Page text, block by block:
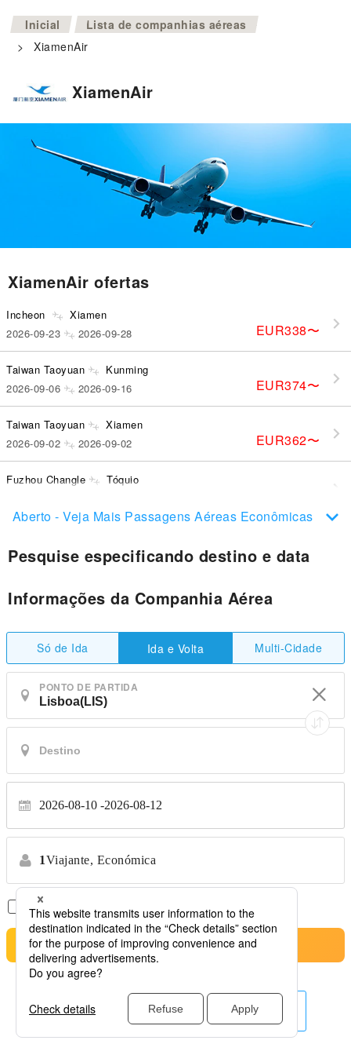
Inicial >
Lista de companhias aéreas
>
XiamenAir
XiamenAir
XiamenAir ofertas
Incheon Xiamen
EUR338〜
2026-09-23 2026-09-28
Taiwan Taoyuan Kunming
EUR374〜
2026-09-06 2026-09-16
Taiwan Taoyuan Xiamen
EUR362〜
2026-09-02 2026-09-02
Fuzhou Changle Tóquio
Aberto - Veja Mais Passagens Aéreas Econômicas
Pesquise especificando destino e data
Informações da Companhia Aérea
Só de Ida Ida e Volta Multi-Cidade
PONTO DE PARTIDA
2026-08-10 2026-08-12
1Viajante, Económica
Apenas Voos Diretos *Sem transferências
Pesquisa
Outras companhias aéreas aqui.